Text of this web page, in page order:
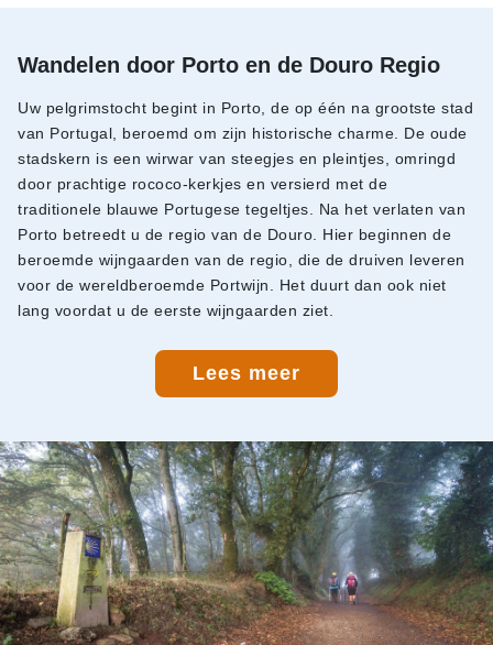
Wandelen door Porto en de Douro Regio
Uw pelgrimstocht begint in Porto, de op één na grootste stad
van Portugal, beroemd om zijn historische charme. De oude
stadskern is een wirwar van steegjes en pleintjes, omringd
door prachtige rococo-kerkjes en versierd met de
traditionele blauwe Portugese tegeltjes. Na het verlaten van
Porto betreedt u de regio van de Douro. Hier beginnen de
beroemde wijngaarden van de regio, die de druiven leveren
voor de wereldberoemde Portwijn. Het duurt dan ook niet
lang voordat u de eerste wijngaarden ziet.
Lees meer